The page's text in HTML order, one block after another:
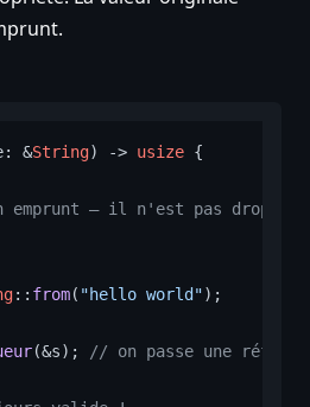
&String) -> usize {
— il n'est pas
:: from( "hello world");
(&s); // on passe une